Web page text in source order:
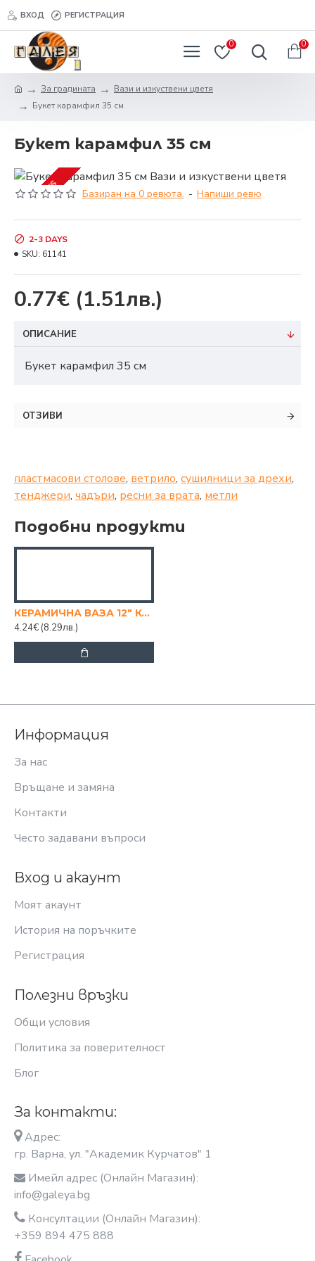
ВХОД РЕГИСТРАЦИЯ
0 0
За градината
Вази и изкуствени цветя
Букет карамфил 35 см
Букет карамфил 35 см
2-3 DAYS Базиран на 0 ревюта. - Напиши ревю
0.77€ (1.51лв.)
2-3 DAYS
SKU: 61141
ОПИСАНИЕ
Букет карамфил 35 см
ОТЗИВИ
пластмасови столове, ветрило, сушилници за дрехи,
тенджери, чадъри, ресни за врата, метли
Подобни продукти
КЕРАМИЧНА ВАЗА 12" КАФЯВА СЪС СТЪКЛЕНИ КАМЪНИ
4.24€ (8.29лв.)
Информация
За нас
Връщане и замяна
Контакти
Често задавани въпроси
Вход и акаунт
Моят акаунт
История на поръчките
Регистрация
Полезни връзки
Общи условия
Политика за поверителност
Блог
За контакти:
Адрес:
гр. Варна, ул. "Академик Курчатов" 1
Имейл адрес (Онлайн Магазин):
info@galeya.bg
Консултации (Онлайн Магазин):
+359 894 475 888